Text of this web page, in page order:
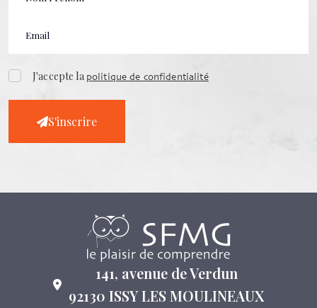
J'accepte lapolitique de confidentialité
S'inscrire
141, avenue de Verdun
92130 ISSY LES MOULINEAUX